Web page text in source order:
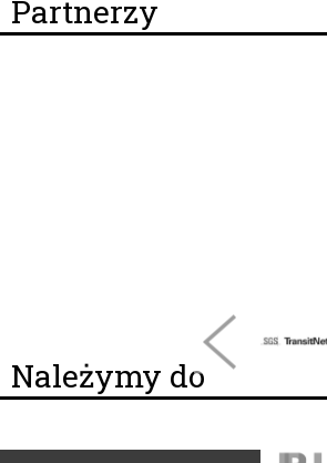
Partnerzy
Należymy do